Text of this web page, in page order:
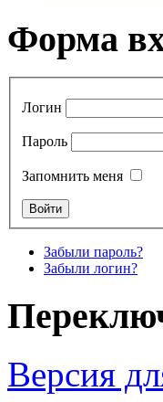
Форма
Логин
Пароль
Запомнить меня
Забыли пароль?
Забыли логин?
Версия